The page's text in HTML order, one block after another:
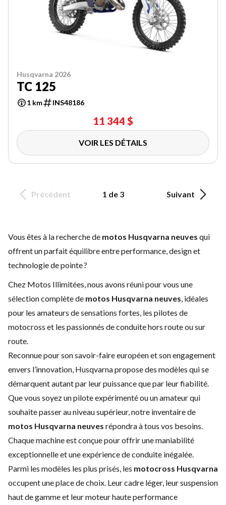
Husqvarna 2026
TC 125
1 km INS48186
11 344 $
VOIR LES DÉTAILS
Précédent 1 de 3 Suivant
Vous êtes à la recherche de motos Husqvarna neuves qui
offrent un parfait équilibre entre performance, design et
technologie de pointe ?
Chez Motos Illimitées, nous avons réuni pour vous une
sélection complète de motos Husqvarna neuves , idéales
pour les amateurs de sensations fortes, les pilotes de
motocross et les passionnés de conduite hors route ou sur
route.
Reconnue pour son savoir-faire européen et son engagement
envers l’innovation, Husqvarna propose des modèles qui se
démarquent autant par leur puissance que par leur fiabilité.
Que vous soyez un pilote expérimenté ou un amateur qui
souhaite passer au niveau supérieur, notre inventaire de
motos Husqvarna neuves répondra à tous vos besoins.
Chaque machine est conçue pour offrir une maniabilité
exceptionnelle et une expérience de conduite inégalée.
Parmi les modèles les plus prisés, les motocross Husqvarna
occupent une place de choix. Leur cadre léger, leur suspension
haut de gamme et leur moteur haute performance